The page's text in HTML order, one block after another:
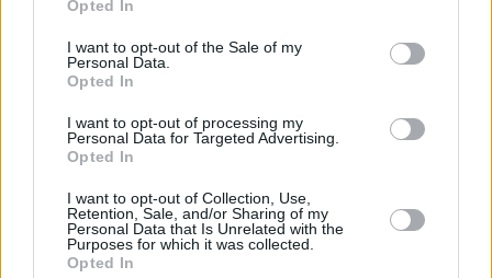
Opted In
I want to opt-out of the Sale of my
Personal Data.
Opted In
I want to opt-out of processing my
Personal Data for Targeted Advertising.
Opted In
I want to opt-out of Collection, Use,
Retention, Sale, and/or Sharing of my
Personal Data that Is Unrelated with the
Purposes for which it was collected.
Opted In